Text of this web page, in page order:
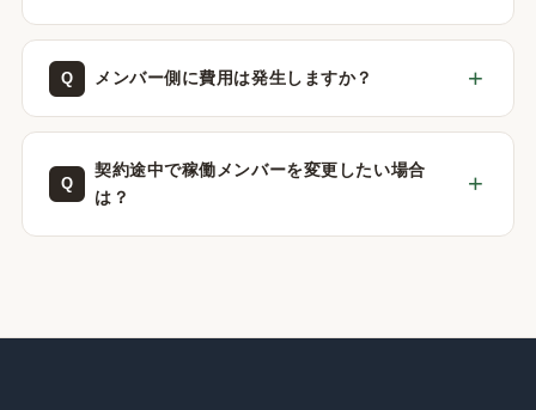
メンバー側に費用は発生しますか？
契約途中で稼働メンバーを変更したい場合
は？